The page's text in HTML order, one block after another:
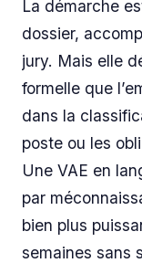
La démarche
dossier,
jury. Mais elle
formelle que
dans la
poste ou les
Une VAE en
par
bien plus
semaines sans